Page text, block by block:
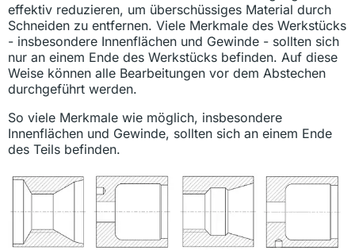
effektiv reduzieren, um überschüssiges Material durch
Schneiden zu entfernen. Viele Merkmale des Werkstücks
- insbesondere Innenflächen und Gewinde - sollten sich
nur an einem Ende des Werkstücks befinden. Auf diese
Weise können alle Bearbeitungen vor dem Abstechen
durchgeführt werden.
So viele Merkmale wie möglich, insbesondere
Innenflächen und Gewinde, sollten sich an einem Ende
des Teils befinden.